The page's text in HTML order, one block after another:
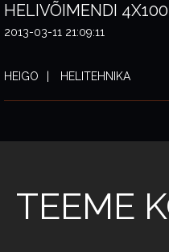
HELIVÕIMENDI
2013-03-11 21:09:11
HEIGO HELITEHNIKA
TEEME